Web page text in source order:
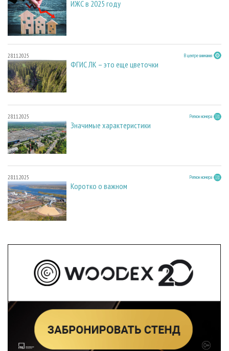
ИЖС в 2025 году
28.11.2025 В центре внимания
ФГИС ЛК – это еще цветочки
28.11.2025 Регион номера
Значимые характеристики
28.11.2025 Регион номера
Коротко о важном